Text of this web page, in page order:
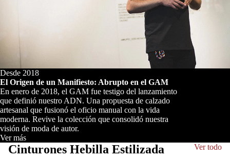
Desde 2018
El Origen de un Manifiesto: Abrupto en el GAM
En enero de 2018, el GAM fue testigo del lanzamiento
que definió nuestro ADN. Una propuesta de calzado
artesanal que fusionó el oficio manual con la vida
moderna. Revive la colección que consolidó nuestra
visión de moda de autor.
Ver más
Cinturones Hebilla Estilizada Ver todo